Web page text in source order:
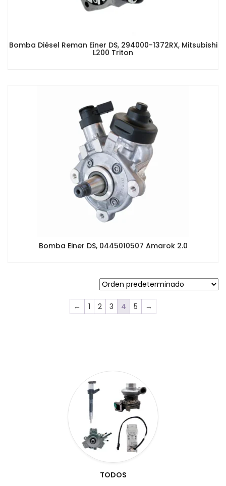
Bomba Diésel Reman Einer DS, 294000-1372RX, Mitsubishi
L200 Triton
Bomba Einer DS, 0445010507 Amarok 2.0
← 1 2 3 4 5 →
TODOS